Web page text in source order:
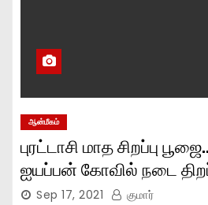
ஆன்மீகம்
புரட்டாசி மாத சிறப்பு
ஐயப்பன் கோவில் நடை
Sep 17, 2021 குமார்